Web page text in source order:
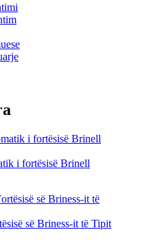
i fortësisë Brinell
së Briness-it të Tipit